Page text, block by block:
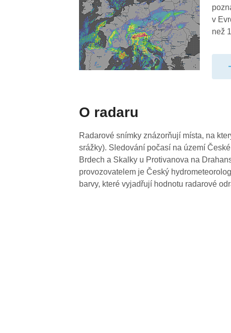
v
než
O radaru
Radarové snímky znázorňují místa, na
srážky). Sledování počasí na území
Brdech a Skalky u Protivanova na
provozovatelem je Český
barvy, které vyjadřují hodnotu radarové